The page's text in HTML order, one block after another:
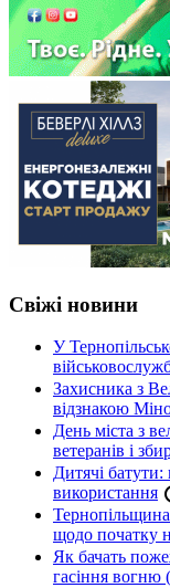
Свіжі новини
У
Захисника з
відзнакою
День міста з
ветеранів і
Дитячі
використання
щодо початку
Як бачать
гасіння